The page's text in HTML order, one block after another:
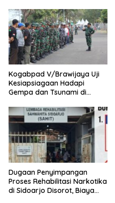
Kogabpad V/Brawijaya Uji
Kesiapsiagaan Hadapi
Gempa dan Tsunami di
Dugaan Penyimpangan
Proses Rehabilitasi Narkotika
di Sidoarjo Disorot, Biaya